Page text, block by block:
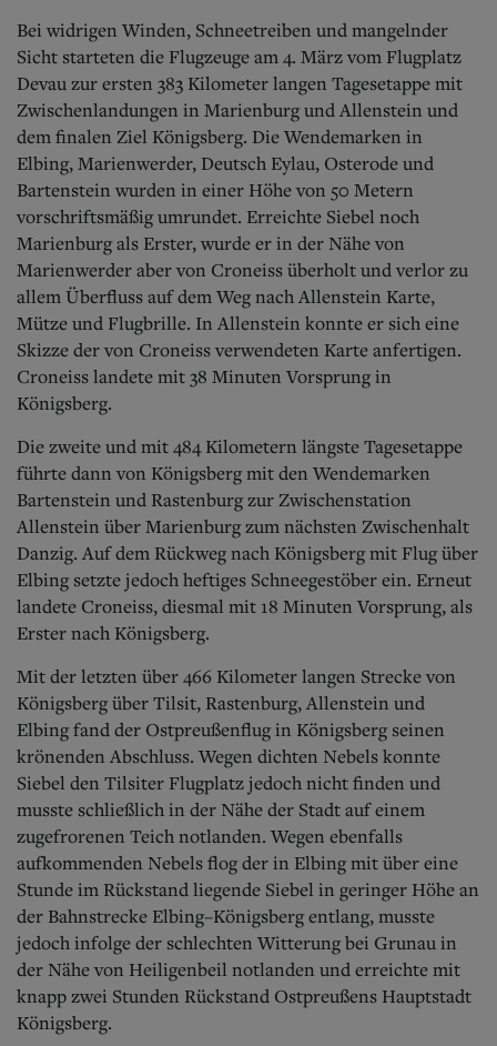
Bei widrigen Winden, Schneetreiben und mangelnder
Sicht starteten die Flugzeuge am 4. März vom Flugplatz
Devau zur ersten 383 Kilometer langen Tagesetappe mit
Zwischenlandungen in Marienburg und Allenstein und
dem finalen Ziel Königsberg. Die Wendemarken in
Elbing, Marienwerder, Deutsch Eylau, Osterode und
Bartenstein wurden in einer Höhe von 50 Metern
vorschriftsmäßig umrundet. Erreichte Siebel noch
Marienburg als Erster, wurde er in der Nähe von
Marienwerder aber von Croneiss überholt und verlor zu
allem Überfluss auf dem Weg nach Allenstein Karte,
Mütze und Flugbrille. In Allenstein konnte er sich eine
Skizze der von Croneiss verwendeten Karte anfertigen.
Croneiss landete mit 38 Minuten Vorsprung in
Königsberg.
Die zweite und mit 484 Kilometern längste Tagesetappe
führte dann von Königsberg mit den Wendemarken
Bartenstein und Rastenburg zur Zwischenstation
Allenstein über Marienburg zum nächsten Zwischenhalt
Danzig. Auf dem Rückweg nach Königsberg mit Flug über
Elbing setzte jedoch heftiges Schneegestöber ein. Erneut
landete Croneiss, diesmal mit 18 Minuten Vorsprung, als
Erster nach Königsberg.
Mit der letzten über 466 Kilometer langen Strecke von
Königsberg über Tilsit, Rastenburg, Allenstein und
Elbing fand der Ostpreußenflug in Königsberg seinen
krönenden Abschluss. Wegen dichten Nebels konnte
Siebel den Tilsiter Flugplatz jedoch nicht finden und
musste schließlich in der Nähe der Stadt auf einem
zugefrorenen Teich notlanden. Wegen ebenfalls
aufkommenden Nebels flog der in Elbing mit über eine
Stunde im Rückstand liegende Siebel in geringer Höhe an
der Bahnstrecke Elbing–Königsberg entlang, musste
jedoch infolge der schlechten Witterung bei Grunau in
der Nähe von Heiligenbeil notlanden und erreichte mit
knapp zwei Stunden Rückstand Ostpreußens Hauptstadt
Königsberg.